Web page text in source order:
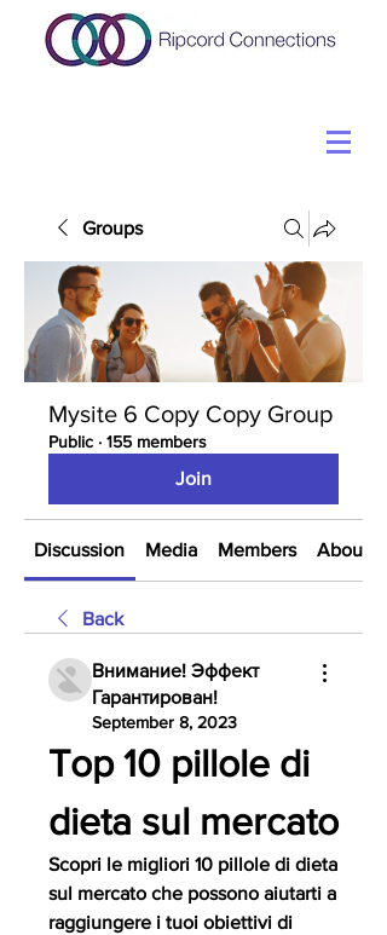
Groups
Mysite 6 Copy Copy Group
Public · 155 members
Join
Discussion Media Members About
Back
Внимание! Эффект
Гарантирован!
September 8, 2023
Top 10 pillole di
dieta sul mercato
Scopri le migliori 10 pillole di dieta
sul mercato che possono aiutarti a
raggiungere i tuoi obiettivi di